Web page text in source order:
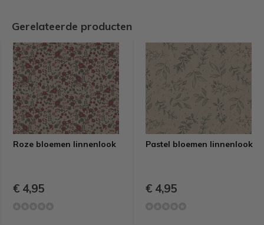
Gerelateerde producten
Roze bloemen linnenlook
€ 4,95
Pastel bloemen linnenlook
€ 4,95